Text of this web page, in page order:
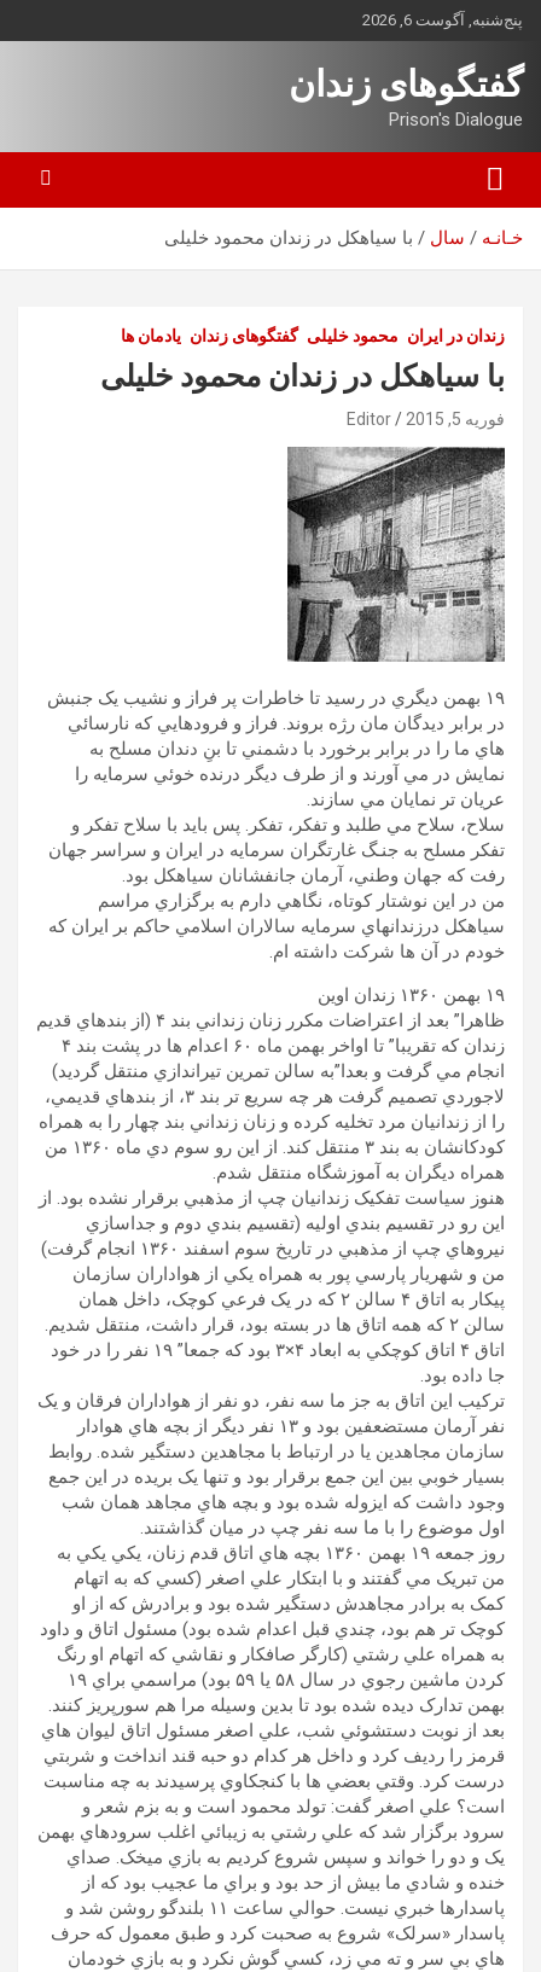
محتوا
بروید
پنج‌شنبه, آگوست 6, 2026
گفتگوهای زندان
Prison's Dialogue
خـانـه سال با سياهکل در زندان محمود خلیلی
زندان در ایران محمود خلیلی گفتگوهای زندان یادمان ها
با سياهکل در زندان محمود خلیلی
فوریه 5, 2015 Editor
۱۹ بهمن ديگري در رسيد تا خاطرات پر فراز و نشيب يک جنبش
در برابر ديدگان مان رژه بروند. فراز و فرودهايي که نارسائي
هاي ما را در برابر برخورد با دشمني تا بنِ دندان مسلح به
نمايش در مي آورند و از طرف ديگر درنده خوئي سرمايه را
عريان تر نمايان مي سازند.
سلاح، سلاح مي طلبد و تفکر، تفکر. پس بايد با سلاح تفکر و
تفکر مسلح به جنـگ غارتگران سرمايه در ايران و سراسر جهان
رفت که جهان وطني، آرمان جانفشانان سياهکل بود.
من در اين نوشتار کوتاه، نگاهي دارم به برگزاري مراسم
سياهکل درزندانهاي سرمايه سالاران اسلامي حاکم بر ايران که
خودم در آن ها شرکت داشته ام.
١۹ بهمن ۱۳۶٠ زندان اوين
ظاهرا” بعد از اعتراضات مکرر زنان زنداني بند ۴ (از بندهاي قديم
زندان که تقريبا” تا اواخر بهمن ماه ۶٠ اعدام ها در پشت بند ۴
انجام مي گرفت و بعدا”به سالن تمرين تيراندازي منتقل گرديد)
لاجوردي تصميم گرفت هر چه سريع تر بند ۳، از بندهاي قديمي،
را از زندانيان مرد تخليه کرده و زنان زنداني بند چهار را به همراه
کودکانشان به بند ۳ منتقل کند. از اين رو سوم دي ماه ۱۳۶٠ من
همراه ديگران به آموزشگاه منتقل شدم.
هنوز سياست تفکيک زندانيان چپ از مذهبي برقرار نشده بود. از
اين رو در تقسيم بندي اوليه (تقسيم بندي دوم و جداسازي
نيروهاي چپ از مذهبي در تاريخ سوم اسفند ۱۳۶٠ انجام گرفت)
من و شهريار پارسي پور به همراه يکي از هواداران سازمان
پيکار به اتاق ۴ سالن ٢ که در يک فرعي کوچک، داخل همان
سالن ٢ که همه اتاق ها در بسته بود، قرار داشت، منتقل شديم.
اتاق ۴ اتاق کوچکي به ابعاد ۴×۳ بود که جمعا” ١۹ نفر را در خود
جا داده بود.
ترکيب اين اتاق به جز ما سه نفر، دو نفر از هواداران فرقان و يک
نفر آرمان مستضعفين بود و ١۳ نفر ديگر از بچه هاي هوادار
سازمان مجاهدين يا در ارتباط با مجاهدين دستگير شده. روابط
بسيار خوبي بين اين جمع برقرار بود و تنها يک بريده در اين جمع
وجود داشت که ايزوله شده بود و بچه هاي مجاهد همان شب
اول موضوع را با ما سه نفر چپ در ميان گذاشتند.
روز جمعه ۱۹ بهمن ١۳۶٠ بچه هاي اتاق قدم زنان، يکي يکي به
من تبريک مي گفتند و با ابتکار علي اصغر (کسي که به اتهام
کمک به برادر مجاهدش دستگير شده بود و برادرش که از او
کوچک تر هم بود، چندي قبل اعدام شده بود) مسئول اتاق و داود
به همراه علي رشتي (کارگر صافکار و نقاشي که اتهام او رنگ
کردن ماشين رجوي در سال ۵۸ يا ۵۹ بود) مراسمي براي ١۹
بهمن تدارک ديده شده بود تا بدين وسيله مرا هم سورپريز کنند.
بعد از نوبت دستشوئي شب، علي اصغر مسئول اتاق ليوان هاي
قرمز را رديف کرد و داخل هر کدام دو حبه قند انداخت و شربتي
درست کرد. وقتي بعضي ها با کنجکاوي پرسيدند به چه مناسبت
است؟ علي اصغر گفت: تولد محمود است و به بزم شعر و
سرود برگزار شد که علي رشتي به زيبائي اغلب سرودهاي بهمن
يک و دو را خواند و سپس شروع کرديم به بازي ميخک. صداي
خنده و شادي ما بيش از حد بود و براي ما عجيب بود که از
پاسدارها خبري نيست. حوالي ساعت ۱۱ بلندگو روشن شد و
پاسدار «سرلک» شروع به صحبت کرد و طبق معمول که حرف
هاي بي سر و ته مي زد، کسي گوش نکرد و به بازي خودمان